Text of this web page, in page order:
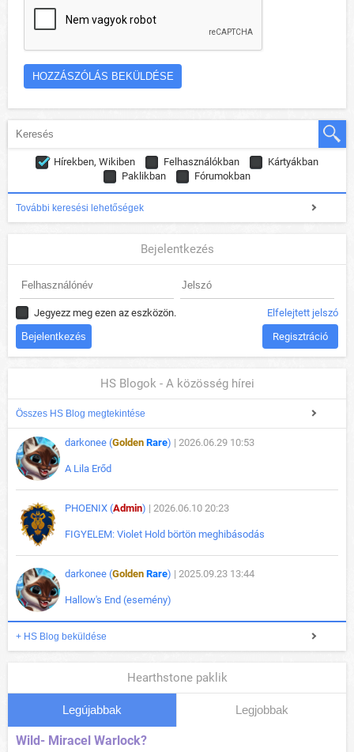
Hírekben, Wikiben Felhasználókban
Kártyákban
Paklikban
Fórumokban
További keresési lehetőségek
Bejelentkezés
Jegyezz meg ezen az eszközön. Elfelejtett jelszó
Regisztráció
HS Blogok - A közösség hírei
Összes HS Blog megtekintése
darkonee (Golden Rare) | 2026.06.29 10:53
A Lila Erőd
PHOENIX (Admin) | 2026.06.10 20:23
FIGYELEM: Violet Hold börtön meghibásodás
darkonee (Golden Rare) | 2025.09.23 13:44
Hallow's End (esemény)
+ HS Blog beküldése
Hearthstone paklik
Legújabbak Legjobbak
Wild- Miracel Warlock?